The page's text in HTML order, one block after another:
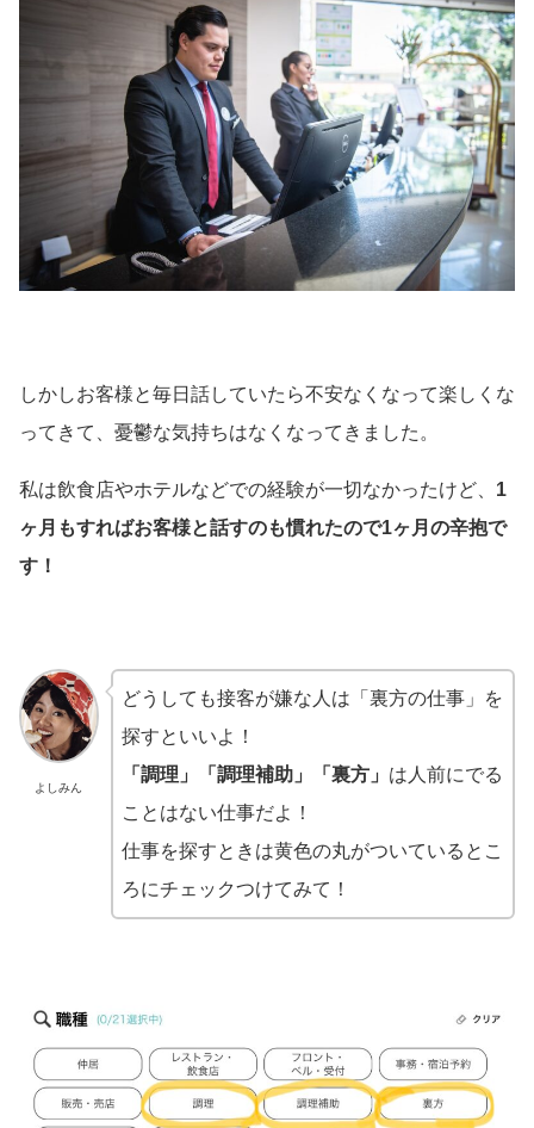
しかしお客様と毎日話していたら不安なくなって楽しくな
ってきて、憂鬱な気持ちはなくなってきました。
私は飲食店やホテルなどでの経験が一切なかったけど、 1
ヶ月もすればお客様と話すのも慣れたので1ヶ月の辛抱で
す！
よしみん
どうしても接客が嫌な人は「裏方の仕事」を
探すといいよ！
「調理」「調理補助」「裏方」 は人前にでる
ことはない仕事だよ！
仕事を探すときは黄色の丸がついているとこ
ろにチェックつけてみて！